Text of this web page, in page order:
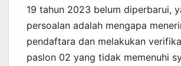
19 tahun 2023 belum diperbarui,
persoalan adalah mengapa
pendaftara dan melakukan
paslon 02 yang tidak memenuhi